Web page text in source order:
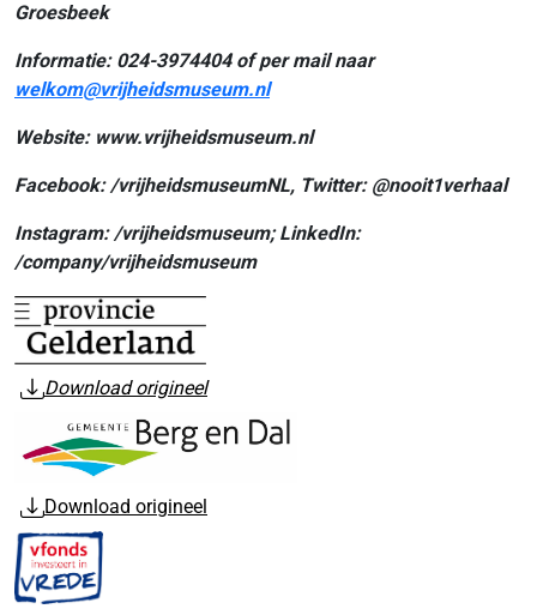
Groesbeek
Informatie: 024-3974404 of per mail naar
welkom@vrijheidsmuseum.nl
Website: www.vrijheidsmuseum.nl
Facebook: /vrijheidsmuseumNL, Twitter: @nooit1verhaal
Instagram: /vrijheidsmuseum; LinkedIn:
/company/vrijheidsmuseum
Download origineel
Download origineel